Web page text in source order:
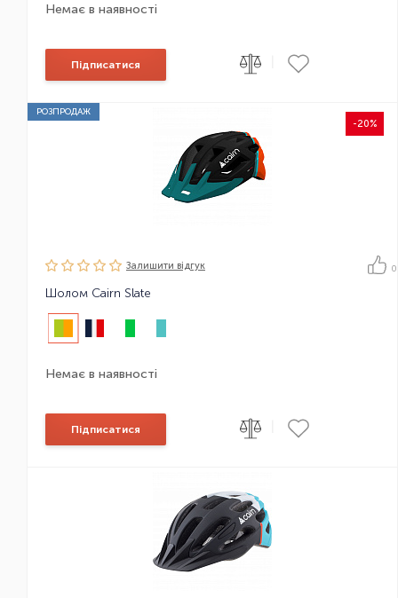
Немає в наявності
Підписатися
РОЗПРОДАЖ
-20%
Залишити вiдгук 0
Шолом Cairn Slate
Немає в наявності
Підписатися